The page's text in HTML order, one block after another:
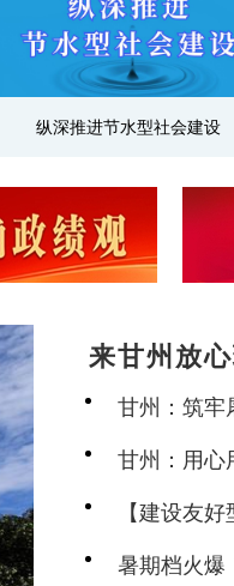
纵深推进节水型社会建设
来甘州放
务守护旅
甘州：筑牢
甘州：用心
【建设友
地点亮幸福
暑期档火爆